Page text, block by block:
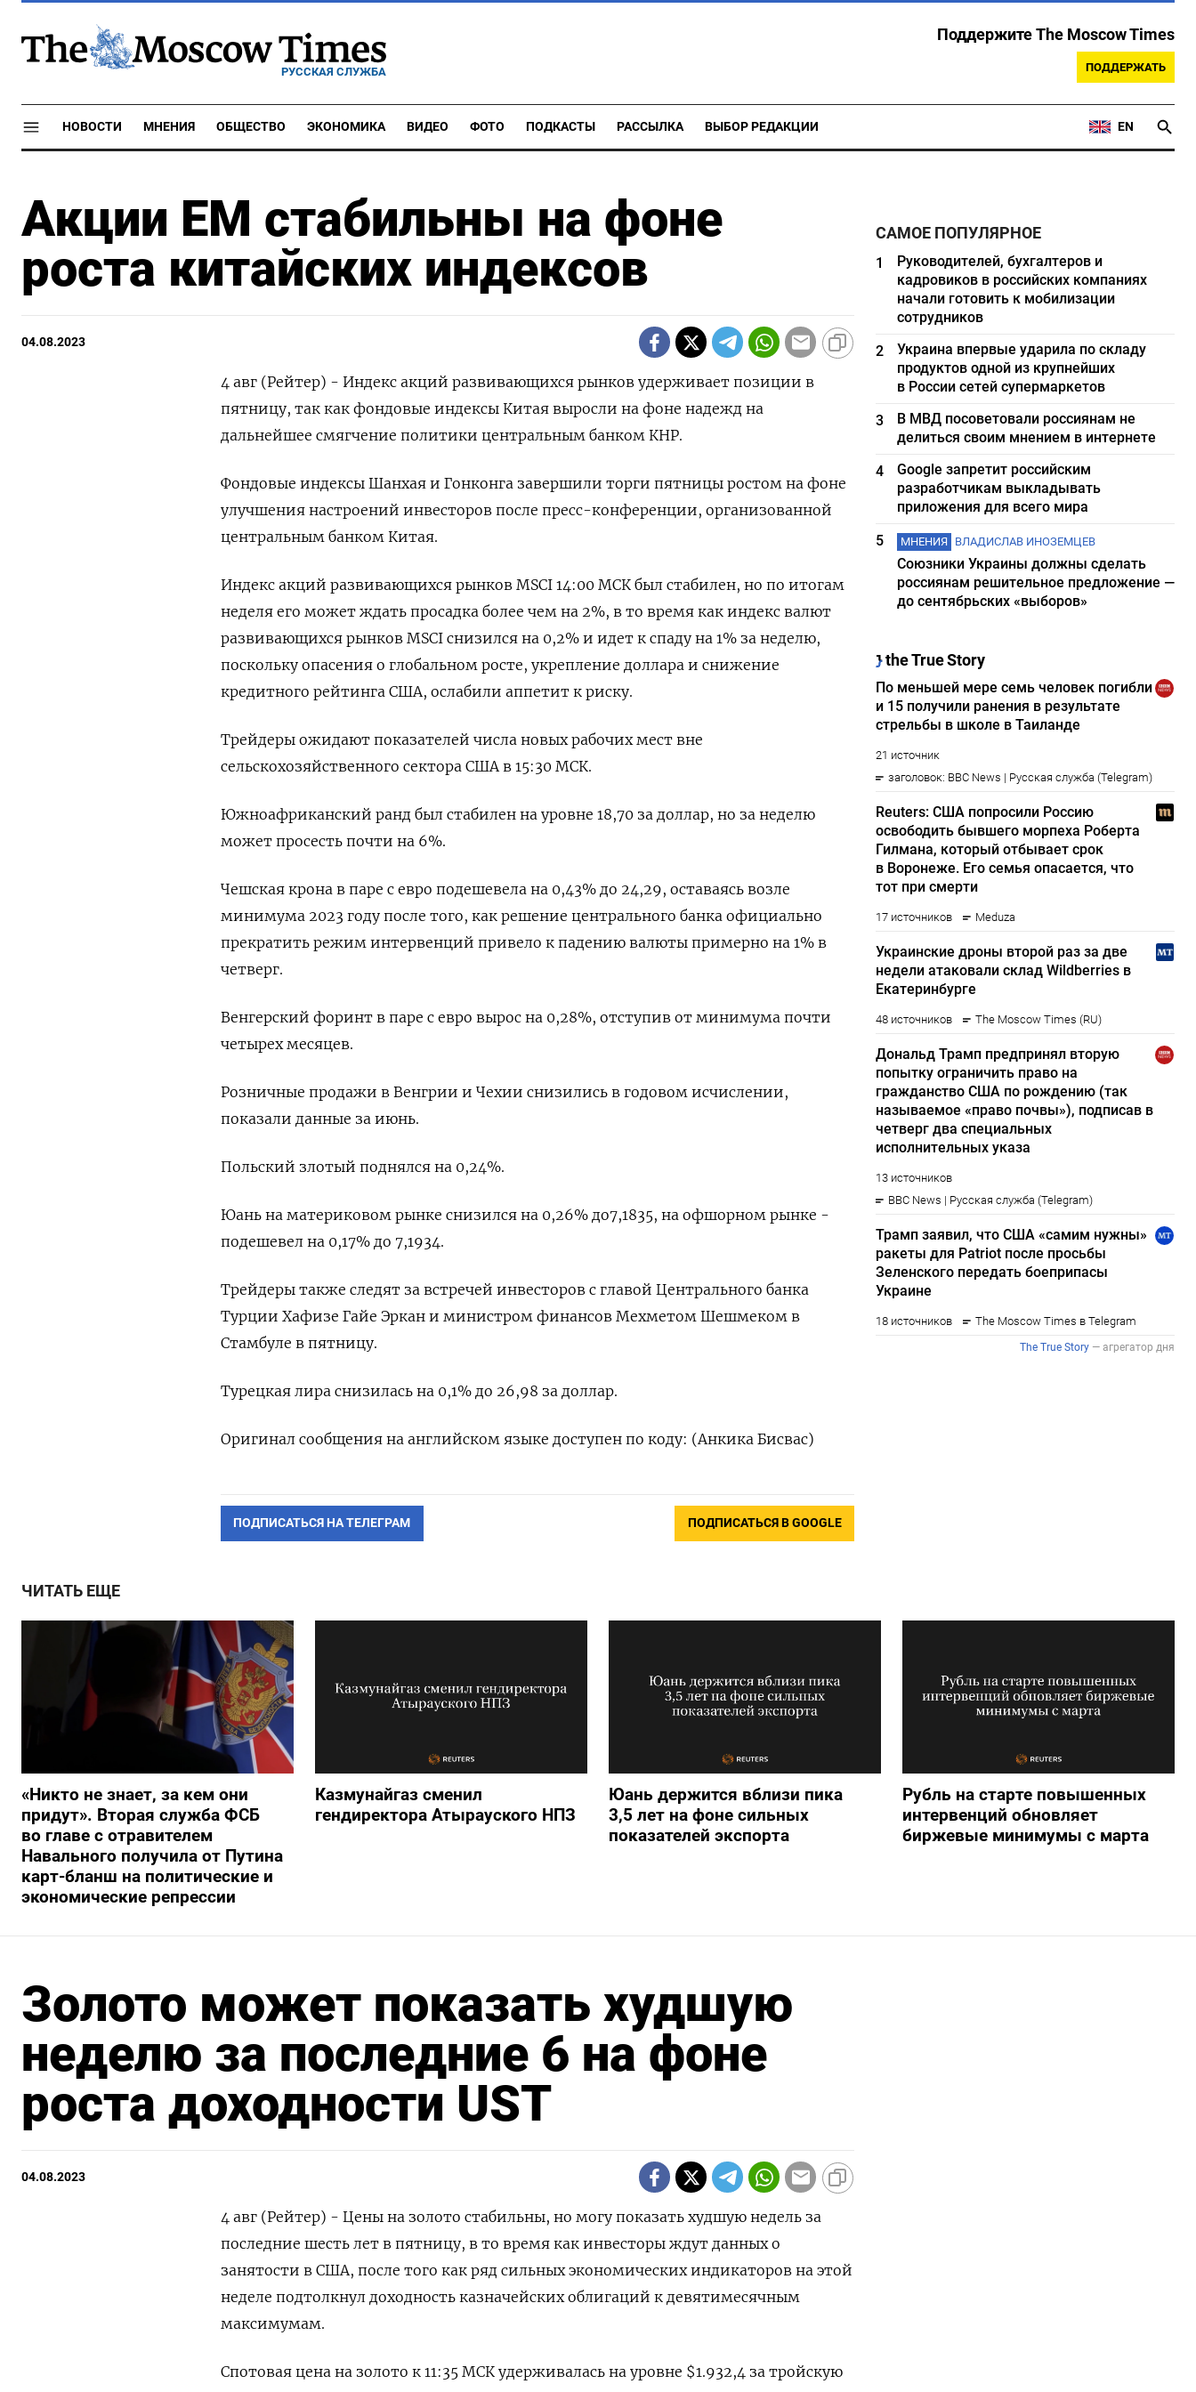
РУССКАЯ СЛУЖБА
Поддержите The Moscow Times
ПОДДЕРЖАТЬ
НОВОСТИ МНЕНИЯ ОБЩЕСТВО ЭКОНОМИКА ВИДЕО ФОТО ПОДКАСТЫ РАССЫЛКА ВЫБОР РЕДАКЦИИ EN
Акции ЕМ стабильны на фоне
роста китайских индексов
04.08.2023
4 авг (Рейтер) - Индекс акций развивающихся рынков удерживает позиции в
пятницу, так как фондовые индексы Китая выросли на фоне надежд на
дальнейшее смягчение политики центральным банком КНР.
Фондовые индексы Шанхая и Гонконга завершили торги пятницы ростом на фоне
улучшения настроений инвесторов после пресс-конференции, организованной
центральным банком Китая.
Индекс акций развивающихся рынков MSCI 14:00 МСК был стабилен, но по итогам
неделя его может ждать просадка более чем на 2%, в то время как индекс валют
развивающихся рынков MSCI снизился на 0,2% и идет к спаду на 1% за неделю,
поскольку опасения о глобальном росте, укрепление доллара и снижение
кредитного рейтинга США, ослабили аппетит к риску.
Трейдеры ожидают показателей числа новых рабочих мест вне
сельскохозяйственного сектора США в 15:30 МСК.
Южноафриканский ранд был стабилен на уровне 18,70 за доллар, но за неделю
может просесть почти на 6%.
Чешская крона в паре с евро подешевела на 0,43% до 24,29, оставаясь возле
минимума 2023 году после того, как решение центрального банка официально
прекратить режим интервенций привело к падению валюты примерно на 1% в
четверг.
Венгерский форинт в паре с евро вырос на 0,28%, отступив от минимума почти
четырех месяцев.
Розничные продажи в Венгрии и Чехии снизились в годовом исчислении,
показали данные за июнь.
Польский злотый поднялся на 0,24%.
Юань на материковом рынке снизился на 0,26% до​ 7,1835, на офшорном рынке -
подешевел на 0,17% до 7,1934.
Трейдеры также следят за встречей инвесторов с главой Центрального банка
Турции Хафизе Гайе Эркан и министром финансов Мехметом Шешмеком в
Стамбуле в пятницу.
Турецкая лира снизилась на 0,1% до 26,98 за доллар.
Оригинал сообщения на английском языке доступен по коду: (Анкика Бисвас)
ПОДПИСАТЬСЯ НА ТЕЛЕГРАМ ПОДПИСАТЬСЯ В GOOGLE
САМОЕ ПОПУЛЯРНОЕ
1
Руководителей, бухгалтеров и
кадровиков в российских компаниях
начали готовить к мобилизации
сотрудников
2
Украина впервые ударила по складу
продуктов одной из крупнейших
в России сетей супермаркетов
3
В МВД посоветовали россиянам не
делиться своим мнением в интернете
4
Google запретит российским
разработчикам выкладывать
приложения для всего мира
5
МНЕНИЯ ВЛАДИСЛАВ ИНОЗЕМЦЕВ
Союзники Украины должны сделать
россиянам решительное предложение —
до сентябрьских «выборов»
ЧИТАТЬ ЕЩЕ
«Никто не знает, за кем они
придут». Вторая служба ФСБ
во главе с отравителем
Навального получила от Путина
карт-бланш на политические и
экономические репрессии
Казмунайгаз сменил
гендиректора Атырауского НПЗ
Юань держится вблизи пика
3,5 лет на фоне сильных
показателей экспорта
Рубль на старте повышенных
интервенций обновляет
биржевые минимумы с марта
Золото может показать худшую
неделю за последние 6 на фоне
роста доходности UST
04.08.2023
4 авг (Рейтер) - Цены на золото стабильны, но могу показать худшую недель за
последние шесть лет в пятницу, в то время как инвесторы ждут данных о
занятости в США, после того как ряд сильных экономических индикаторов на этой
неделе подтолкнул доходность казначейских облигаций к девятимесячным
максимумам.
Спотовая цена на золото к 11:35 МСК удерживалась на уровне $1.932,4​ за тройскую